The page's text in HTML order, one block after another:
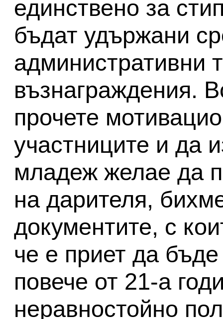
единствено за
бъдат удържани
административни
възнаграждения.
прочете
участниците и да
младеж желае да
на дарителя,
документите, с
че е приет да
повече от 21-а
неравностойно